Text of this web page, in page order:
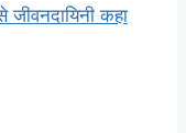
जीवनदायिनी कहा